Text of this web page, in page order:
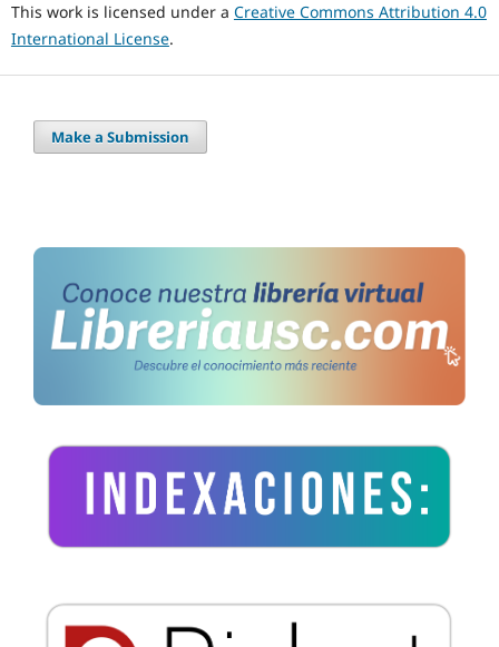
This work is licensed under a Creative Commons Attribution 4.0
International License.
Make a Submission